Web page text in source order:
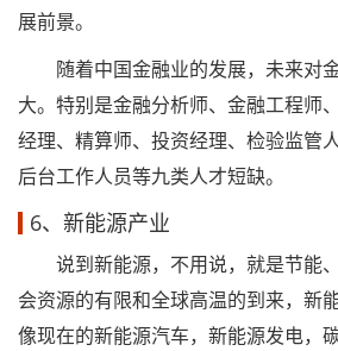
展前景。
随着中国金融业的发展，未来对
大。特别是金融分析师、金融工程师
经理、精算师、投资经理、检验监管
后台工作人员等九类人才短缺。
6、新能源产业
说到新能源，不用说，就是节能
会资源的有限和全球高温的到来，新
像现在的新能源汽车，新能源发电，